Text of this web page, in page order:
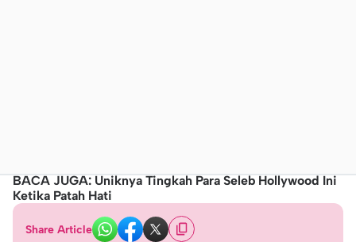
BACA JUGA: Uniknya Tingkah Para Seleb Hollywood Ini
Ketika Patah Hati
Share Article